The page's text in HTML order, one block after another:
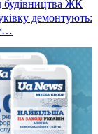
будівництва ЖК
демонтують: